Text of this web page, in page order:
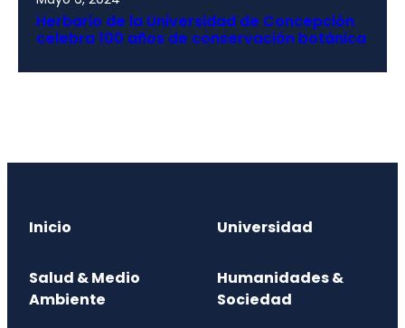
Herbario de la Universidad de Concepción
celebra 100 años de conservación botánica
Inicio Universidad
Salud & Medio
Ambiente
Humanidades &
Sociedad